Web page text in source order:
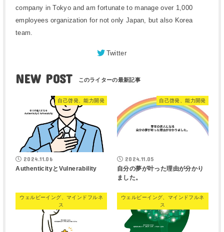
company in Tokyo and am fortunate to manage over 1,000
employees organization for not only Japan, but also Korea
team.
Twitter
NEW POST
自己啓発、能力開発
2024.11.06
AuthenticityとVulnerability
自己啓発、能力開発
2024.11.05
自分の夢が叶った理由が分かり
ました。
ウェルビーイング、マインドフルネ
ス
ウェルビーイング、マインドフルネ
ス